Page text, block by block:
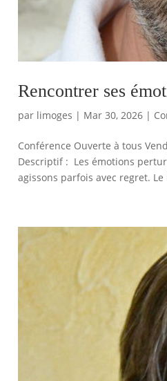
Rencontrer ses
par limoges | Mar 30, 2026 |
Conférence Ouverte à tous
Descriptif : Les émotions
agissons parfois avec regret.